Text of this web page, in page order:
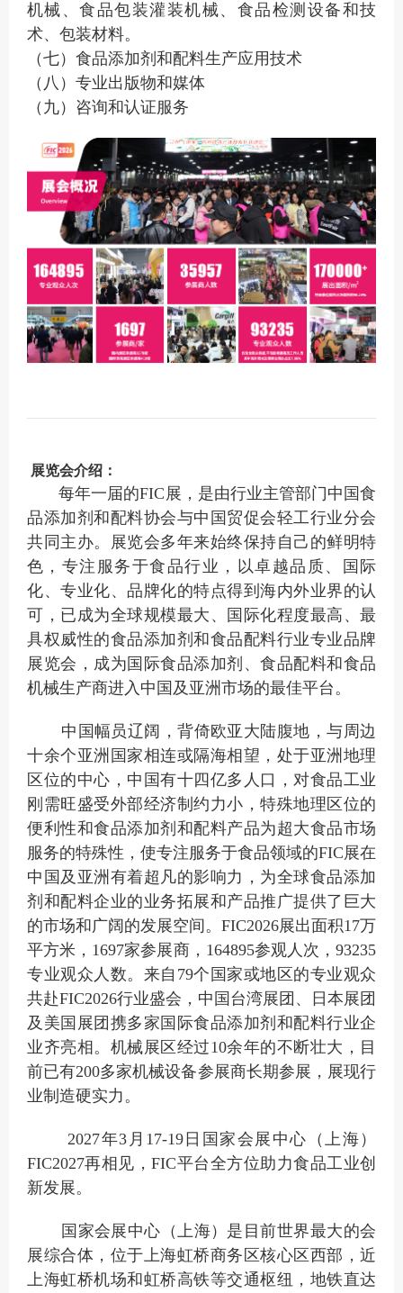
机械、食品包装灌装机械、食品检测设备和技
术、包装材料。
（七）食品添加剂和配料生产应用技术
（八）专业出版物和媒体
（九）咨询和认证服务
展览会介绍：
每年一届的FIC展，是由行业主管部门中国食
品添加剂和配料协会与中国贸促会轻工行业分会
共同主办。展览会多年来始终保持自己的鲜明特
色，专注服务于食品行业，以卓越品质、国际
化、专业化、品牌化的特点得到海内外业界的认
可，已成为全球规模最大、国际化程度最高、最
具权威性的食品添加剂和食品配料行业专业品牌
展览会，成为国际食品添加剂、食品配料和食品
机械生产商进入中国及亚洲市场的最佳平台。
中国幅员辽阔，背倚欧亚大陆腹地，与周边
十余个亚洲国家相连或隔海相望，处于亚洲地理
区位的中心，中国有十四亿多人口，对食品工业
刚需旺盛受外部经济制约力小，特殊地理区位的
便利性和食品添加剂和配料产品为超大食品市场
服务的特殊性，使专注服务于食品领域的FIC展在
中国及亚洲有着超凡的影响力，为全球食品添加
剂和配料企业的业务拓展和产品推广提供了巨大
的市场和广阔的发展空间。FIC2026展出面积17万
平方米，1697家参展商，164895参观人次，93235
专业观众人数。来自79个国家或地区的专业观众
共赴FIC2026行业盛会，中国台湾展团、日本展团
及美国展团携多家国际食品添加剂和配料行业企
业齐亮相。机械展区经过10余年的不断壮大，目
前已有200多家机械设备参展商长期参展，展现行
业制造硬实力。
2027年3月17-19日国家会展中心（上海）
FIC2027再相见，FIC平台全方位助力食品工业创
新发展。
国家会展中心（ 上海）是目前世界最大的会
展综合体，位于上海虹桥商务区核心区西部，近
上海虹桥机场和虹桥高铁等交通枢纽，地铁直达